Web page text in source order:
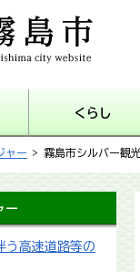
city
くらし
ャー > 霧島市シルバー観
ー
う高速道路等の